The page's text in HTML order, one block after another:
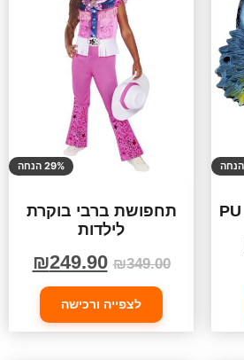
29% הנחה
תחפושת ברבי בוקרת
לילדות
₪349.00
₪249.90
לצפייה ורכישה